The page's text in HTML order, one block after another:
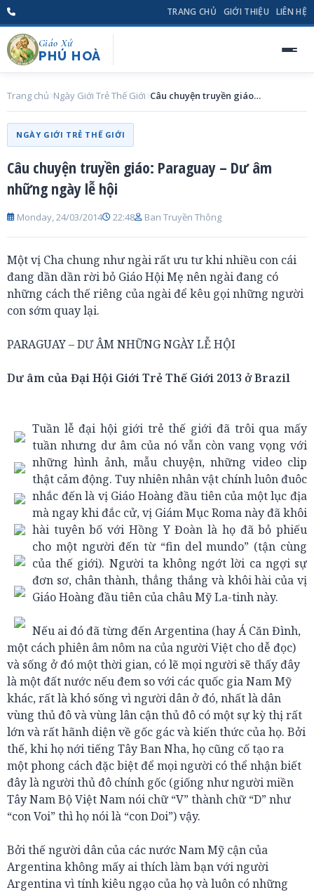
TRANG CHỦ GIỚI THIỆU LIÊN HỆ
Giáo Xứ
PHÚ HOÀ
Trang chủ Ngày Giới Trẻ Thế Giới Câu chuyện truyền giáo: Paraguay – Dư âm những ngày lễ hội
NGÀY GIỚI TRẺ THẾ GIỚI
Câu chuyện truyền giáo: Paraguay – Dư âm
những ngày lễ hội
Monday, 24/03/2014 22:48 Ban Truyền Thông
Một vị Cha chung như ngài rất ưu tư khi nhiều con cái
đang dần dần rời bỏ Giáo Hội Mẹ nên ngài đang có
những cách thế riêng của ngài để kêu gọi những người
con sớm quay lại.
PARAGUAY – DƯ ÂM NHỮNG NGÀY LỄ HỘI
Dư âm của Đại Hội Giới Trẻ Thế Giới 2013 ở Brazil
Tuần lễ đại hội giới trẻ thế giới đã trôi qua mấy
tuần nhưng dư âm của nó vẫn còn vang vọng với
những hình ảnh, mẫu chuyện, những video clip
thật cảm động. Tuy nhiên nhân vật chính luôn đuôc
nhắc đến là vị Giáo Hoàng đầu tiên của một lục địa
mà ngay khi đắc cử, vị Giám Mục Roma này đã khôi
hài tuyên bố với Hồng Y Đoàn là họ đã bỏ phiếu
cho một người đến từ “fin del mundo” (tận cùng
của thế giới). Người ta không ngớt lời ca ngợi sự
đơn sơ, chân thành, thẳng thắng và khôi hài của vị
Giáo Hoàng đầu tiên của châu Mỹ La-tinh này.
Nếu ai đó đã từng đến Argentina (hay Á Căn Đình,
một cách phiên âm nôm na của người Việt cho dễ đọc)
và sống ở đó một thời gian, có lẽ mọi người sẽ thấy đây
là một đất nước nếu đem so với các quốc gia Nam Mỹ
khác, rất là khó sống vì người dân ở đó, nhất là dân
vùng thủ đô và vùng lân cận thủ đô có một sự kỳ thị rất
lớn và rất hãnh diện về gốc gác và kiến thức của họ. Bởi
thế, khi họ nới tiếng Tây Ban Nha, họ cũng cố tạo ra
một phong cách đặc biệt để mọi người có thể nhận biết
đây là người thủ đô chính gốc (giống như người miền
Tây Nam Bộ Việt Nam nói chữ “V” thành chữ “D” như
“con Voi” thì họ nói là “con Doi”) vậy.
Bởi thế người dân của các nước Nam Mỹ cận của
Argentina không mấy ai thích làm bạn với người
Argentina vì tính kiêu ngạo của họ và luôn có những